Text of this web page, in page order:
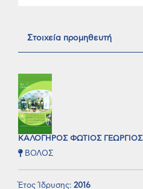
Στοιχεία προμηθευτή
ΚΑΛΟΓΗΡΟΣ ΦΩΤΙΟΣ ΓΕΩΡΓΙΟΣ
ΒΟΛΟΣ
Έτος Ίδρυσης: 2016